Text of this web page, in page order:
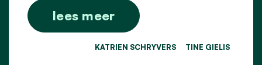
lees meer
KATRIEN SCHRYVERS TINE GIELIS